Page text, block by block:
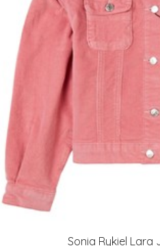
Sonia Rykiel Lara